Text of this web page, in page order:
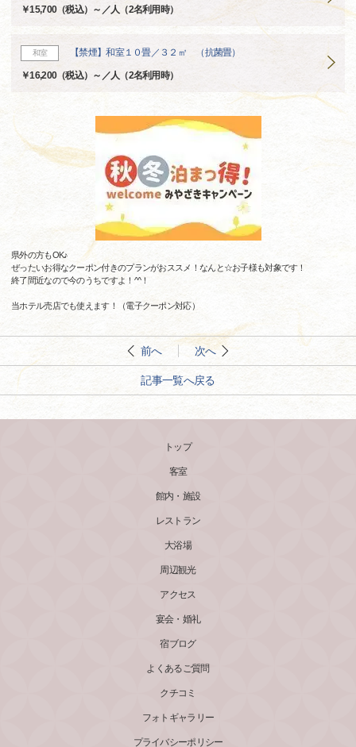
￥15,700（税込）～／人（2名利用時）
和室 【禁煙】和室１０畳／３２㎡ （抗菌畳）
￥16,200（税込）～／人（2名利用時）
県外の方もOK♪
ぜったいお得なクーポン付きのプランがおススメ！なんと☆お子様も対象です！
終了間近なので今のうちですよ！^^！
当ホテル売店でも使えます！（電子クーポン対応）
前へ 次へ
記事一覧へ戻る
トップ
客室
館内・施設
レストラン
大浴場
周辺観光
アクセス
宴会・婚礼
宿ブログ
よくあるご質問
クチコミ
フォトギャラリー
プライバシーポリシー